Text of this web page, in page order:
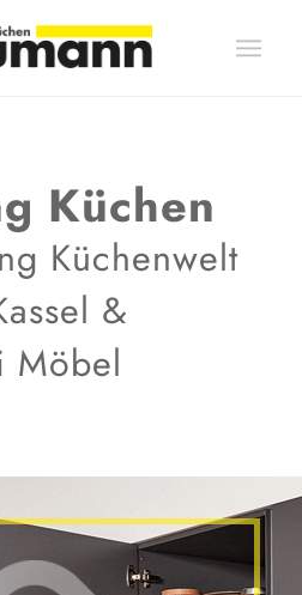
Küchen
Küchenwelt
&
Möbel